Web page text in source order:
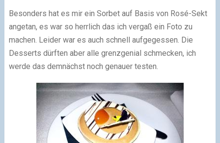
Besonders hat es mir ein Sorbet auf Basis von Rosé-Sekt
angetan, es war so herrlich das ich vergaß ein Foto zu
machen. Leider war es auch schnell aufgegessen. Die
Desserts dürften aber alle grenzgenial schmecken, ich
werde das demnächst noch genauer testen.